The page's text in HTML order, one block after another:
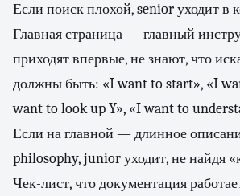
Если поиск плохой, senior уходит в
Главная страница — главный
приходят впервые, не знают, что
должны быть: «I want to start», «I
want to look up Y», «I want to
Если на главной — длинное
philosophy, junior уходит, не найдя
Чек-лист, что документация